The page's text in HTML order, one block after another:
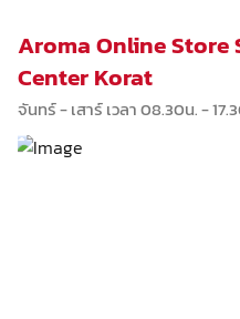
Aroma Online Store
Center Korat
จันทร์ - เสาร์ เวลา 08.30น. -